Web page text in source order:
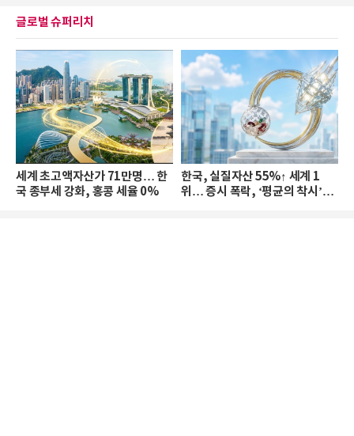
글로벌 슈퍼리치
세계 초고액자산가 71만명… 한
국 종부세 강화, 홍콩 세율 0%
한국, 실질자산 55%↑ 세계 1
위… 증시 폭락, ‘평균의 착시’와